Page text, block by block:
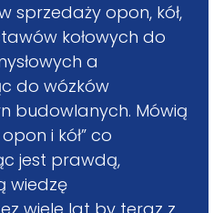
sprzedaży opon, kół,
kołowych do
a
do wózków
budowlanych. Mówią
i kół” co
jest prawdą,
wiedzę